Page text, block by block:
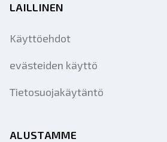
LAILLINEN
Käyttöehdot
evästeiden käyttö
Tietosuojakäytäntö
ALUSTAMME